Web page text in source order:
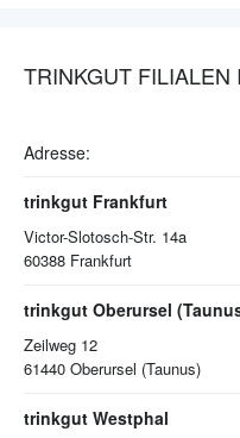
TRINKGUT
Adresse:
trinkgut Frankfurt
Victor-Slotosch-Str. 14a
60388 Frankfurt
trinkgut Oberursel
Zeilweg 12
61440 Oberursel (Taunus)
trinkgut Westphal